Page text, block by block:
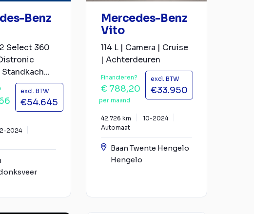
Benz
Select 360
excl. BTW
€54.645
2024
Mercedes-Benz
Vito
114 L | Camera | Cruise
| Achterdeuren
Financieren?
€ 788,20
per maand
excl. BTW
€33.950
42.726 km
10-2024
Automaat
Baan Twente Hengelo
Hengelo